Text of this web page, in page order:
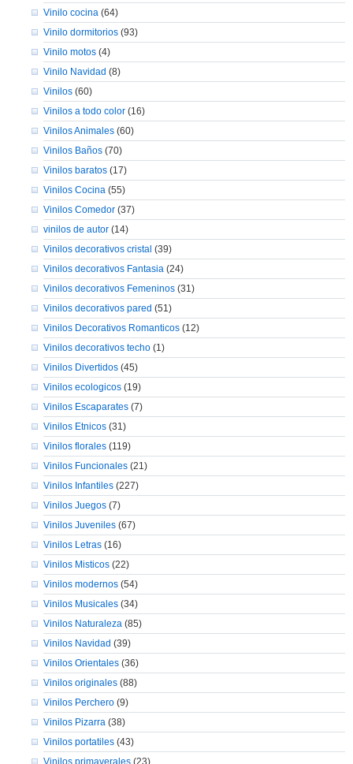
Vinilo cocina(64)
Vinilo dormitorios(93)
Vinilo motos(4)
Vinilo Navidad (8)
Vinilos(60)
Vinilos a todo color(16)
Vinilos Animales(60)
Vinilos Baños(70)
Vinilos baratos(17)
Vinilos Cocina(55)
Vinilos Comedor(37)
vinilos de autor(14)
Vinilos decorativos cristal (39)
Vinilos decorativos Fantasia(24)
Vinilos decorativos Femeninos(31)
Vinilos decorativos pared (51)
Vinilos Decorativos Romanticos(12)
Vinilos decorativos techo(1)
Vinilos Divertidos(45)
Vinilos ecologicos(19)
Vinilos Escaparates(7)
Vinilos Etnicos(31)
Vinilos florales(119)
Vinilos Funcionales(21)
Vinilos Infantiles(227)
Vinilos Juegos(7)
Vinilos Juveniles(67)
Vinilos Letras(16)
Vinilos Misticos(22)
Vinilos modernos(54)
Vinilos Musicales(34)
Vinilos Naturaleza(85)
Vinilos Navidad (39)
Vinilos Orientales(36)
Vinilos originales(88)
Vinilos Perchero(9)
Vinilos Pizarra(38)
Vinilos portatiles(43)
Vinilos primaverales(23)